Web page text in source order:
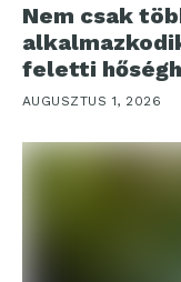
Nem csak
feletti
AUGUSZTUS 1, 2026